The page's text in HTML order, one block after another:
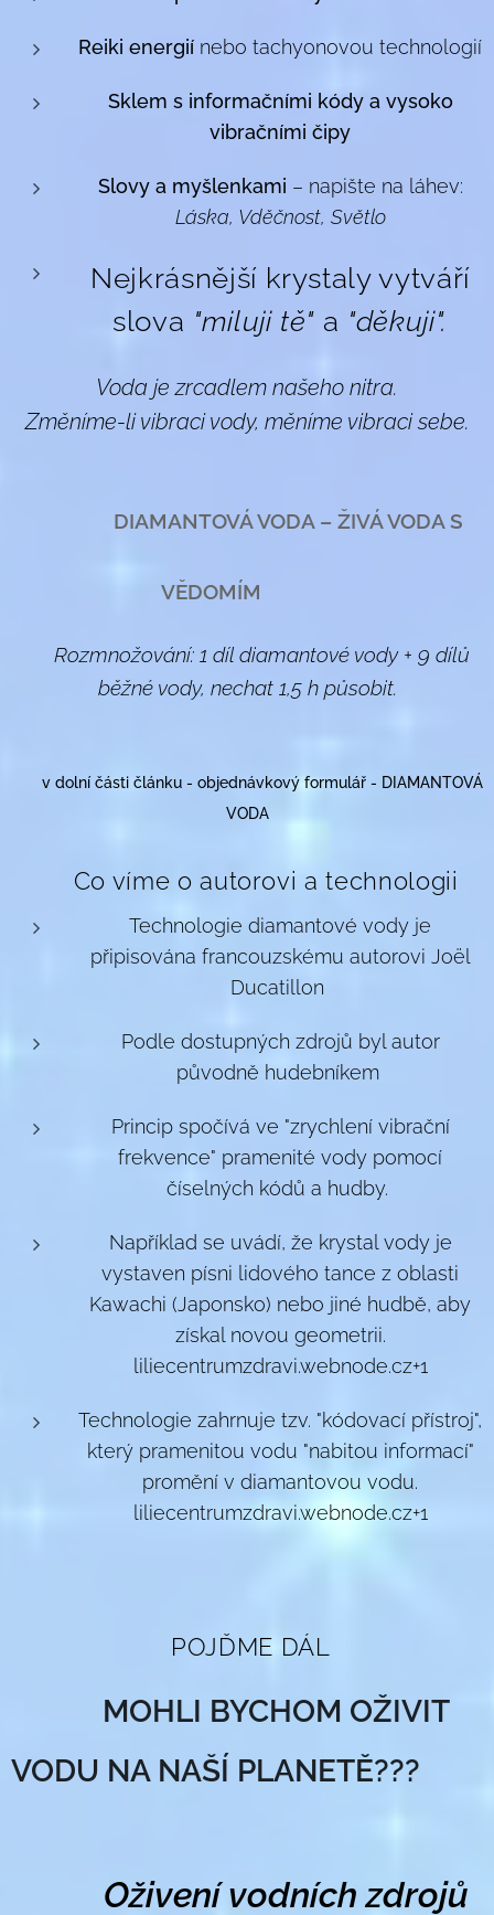
Reiki energií nebo tachyonovou technologií
Sklem s informačními kódy a vysoko
vibračními čipy
Slovy a myšlenkami – napište na láhev:
Láska, Vděčnost, Světlo
Nejkrásnější krystaly vytváří
slova "miluji tě" a "děkuji".
Voda je zrcadlem našeho nitra.
Změníme-li vibraci vody, měníme vibraci sebe.
DIAMANTOVÁ VODA – ŽIVÁ VODA S
VĚDOMÍM
Rozmnožování: 1 díl diamantové vody + 9 dílů
běžné vody, nechat 1,5 h působit.
v dolní části článku - objednávkový formulář - DIAMANTOVÁ
VODA
🌟 Co víme o autorovi a technologii
Technologie diamantové vody je
připisována francouzskému autorovi Joël
Ducatillon
Podle dostupných zdrojů byl autor
původně hudebníkem
Princip spočívá ve "zrychlení vibrační
frekvence" pramenité vody pomocí
číselných kódů a hudby.
Například se uvádí, že krystal vody je
vystaven písni lidového tance z oblasti
Kawachi (Japonsko) nebo jiné hudbě, aby
získal novou geometrii.
liliecentrumzdravi.webnode.cz+1
Technologie zahrnuje tzv. "kódovací přístroj",
který pramenitou vodu "nabitou informací"
promění v diamantovou vodu.
liliecentrumzdravi.webnode.cz+1
🌀 POJĎME DÁL
MOHLI BYCHOM OŽIVIT
VODU NA NAŠÍ PLANETĚ???
Oživení vodních zdrojů